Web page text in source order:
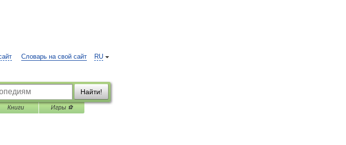
RU
Словарь на свой сайт
Найти!
Книги Игры ⚽